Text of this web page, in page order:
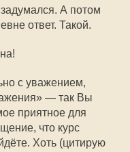
А потом
ответ. Такой.
с уважением,
— так Вы
приятное для
что курс
Хоть (цитирую